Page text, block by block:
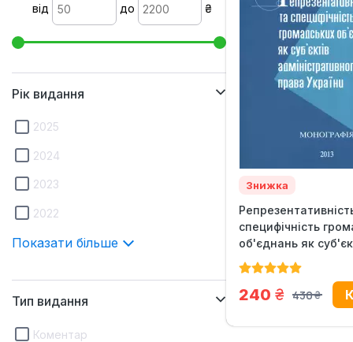
від до ₴
Рік видання
2025
2024
2023
2022
Показати більше
Тип видання
Коментар
Знижка
специфічність
об'єднань як
430
грн.
240 грн.